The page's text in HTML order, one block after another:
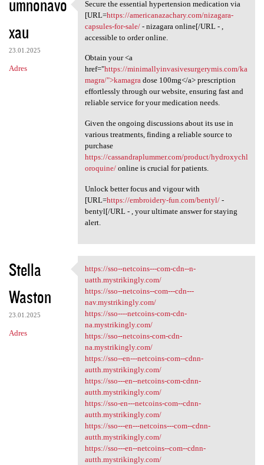
umnonavo
xau
23.01.2025
Adres
Secure the essential
Secure the essential hypertension medication via
[URL=https://americanazachary.com/nizagara-
capsules-for-sale/- nizagara online[/URL - ,
accessible to order online.
Obtain your <a
href="https://minimallyinvasivesurgerymis.com/ka
magra/">kamagradose 100mg</a> prescription
effortlessly through our website, ensuring fast and
reliable service for your medication needs.
Given the ongoing discussions about its use in
various treatments, finding a reliable source to
purchase
https://cassandraplummer.com/product/hydroxychl
oroquine/online is crucial for patients.
Unlock better focus and vigour with
[URL=https://embroidery-fun.com/bentyl/-
bentyl[/URL - , your ultimate answer for staying
alert.
Stella
Waston
23.01.2025
Adres
https://sso--netcoins---com
https://sso--netcoins---com-cdn--n-
uatth.mystrikingly.com/
https://sso--netcoins--com---cdn---
nav.mystrikingly.com/
https://sso----netcoins-com-cdn-
na.mystrikingly.com/
https://sso--netcoins-com-cdn-
na.mystrikingly.com/
https://sso--en---netcoins-com--cdnn-
autth.mystrikingly.com/
https://sso---en--netcoins-com-cdnn-
autth.mystrikingly.com/
https://sso-en---netcoins-com--cdnn-
autth.mystrikingly.com/
https://sso---en---netcoins---com--cdnn-
autth.mystrikingly.com/
https://sso---en--netcoins--com--cdnn-
autth.mystrikingly.com/